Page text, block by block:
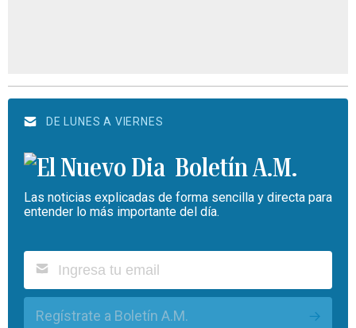
DE LUNES A VIERNES
Boletín A.M.
Las noticias explicadas de forma sencilla y directa para
entender lo más importante del día.
Regístrate a Boletín A.M.